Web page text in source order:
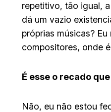
repetitivo, tão igual,
dá um vazio
próprias músicas?
compositores, onde
É esse o recado
Não, eu não estou